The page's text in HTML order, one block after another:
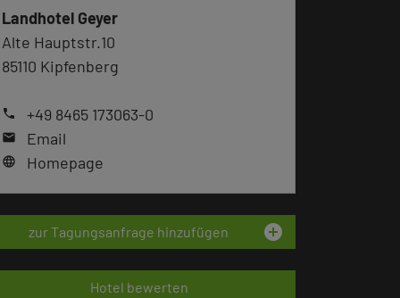
Landhotel Geyer
Alte Hauptstr.10
85110 Kipfenberg
phone +49 8465 173063-0
mail Email
language Homepage
zur Tagungsanfrage hinzufügen add_circle
Hotel bewerten